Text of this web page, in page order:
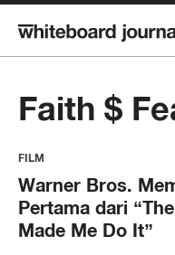
Faith $
FILM
Warner Bros.
Pertama dari
Made Me Do It”